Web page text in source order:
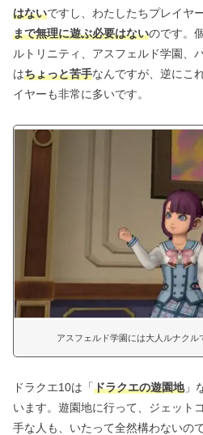
はないですし、わたしたちプレイヤ
まで無理に遊ぶ必要はないのです。
ルトリニティ、アスフェルド学園、
はちょっと苦手なんですが、逆にこ
イヤーも非常に多いです。
アスフェルド学園には大人ルナクル
ドラクエ10は「ドラクエの遊園地」
います。遊園地に行って、ジェット
手な人も、いたって全然構わないので